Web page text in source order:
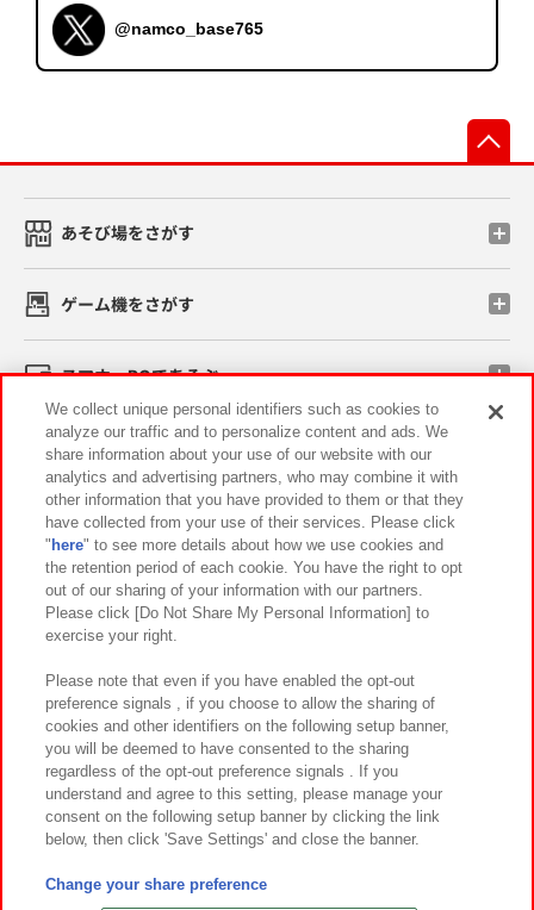
@namco_base765
あそび場をさがす
ゲーム機をさがす
スマホ・PCであそぶ
イベント・キャンペーン
関連会社 サステナビリティ サイトポリシー
プライバシーポリシー ウェブアクセシビリティ方針と検証結果
お取引先さまとともに
カスタマーハラスメント対応方針 よくあるご質問・お問い合わせ
©Bandai Namco Amusement Inc.
©Bandai Namco Amusement Lab Inc.
We collect unique personal identifiers such as cookies to
analyze our traffic and to personalize content and ads. We
share information about your use of our website with our
analytics and advertising partners, who may combine it with
other information that you have provided to them or that they
have collected from your use of their services. Please click
" here" to see more details about how we use cookies and
the retention period of each cookie. You have the right to opt
out of our sharing of your information with our partners.
Please click [Do Not Share My Personal Information] to
exercise your right.
Please note that even if you have enabled the opt-out
preference signals , if you choose to allow the sharing of
cookies and other identifiers on the following setup banner,
you will be deemed to have consented to the sharing
regardless of the opt-out preference signals . If you
understand and agree to this setting, please manage your
consent on the following setup banner by clicking the link
below, then click 'Save Settings' and close the banner.
Change your share preference